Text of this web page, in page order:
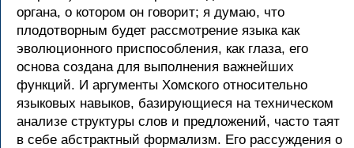
органа, о котором он говорит; я думаю, что
плодотворным будет рассмотрение языка как
эволюционного приспособления, как глаза, его
основа создана для выполнения важнейших
функций. И аргументы Хомского относительно
языковых навыков, базирующиеся на техническом
анализе структуры слов и предложений, часто таят
в себе абстрактный формализм. Его рассуждения о